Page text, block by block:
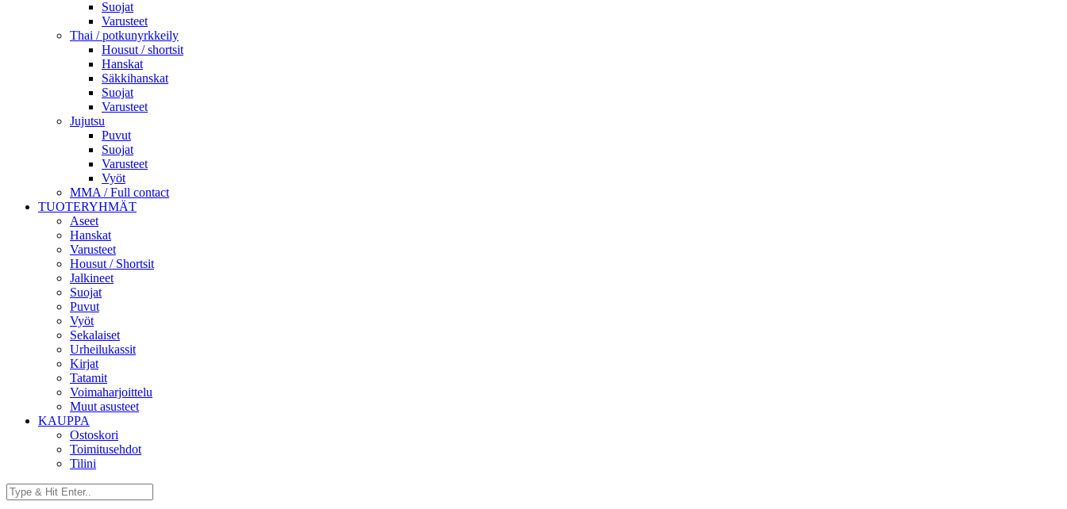
Suojat
Varusteet
Thai / potkunyrkkeily
Housut / shortsit
Hanskat
Säkkihanskat
Suojat
Varusteet
Jujutsu
Puvut
Suojat
Varusteet
Vyöt
MMA / Full contact
TUOTERYHMÄT
Aseet
Hanskat
Varusteet
Housut / Shortsit
Jalkineet
Suojat
Puvut
Vyöt
Sekalaiset
Urheilukassit
Kirjat
Tatamit
Voimaharjoittelu
Muut asusteet
KAUPPA
Ostoskori
Toimitusehdot
Tilini